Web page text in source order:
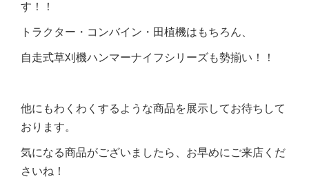
す！！
トラクター・コンバイン・田植機はもちろん、
自走式草刈機ハンマーナイフシリーズも勢揃い！！
他にもわくわくするような商品を展示してお待ちして
おります。
気になる商品がございましたら、お早めにご来店くだ
さいね！